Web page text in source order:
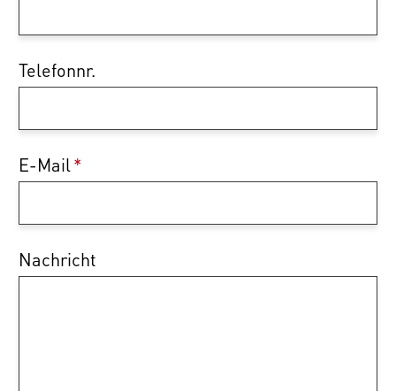
Telefonnr.
E-Mail*
Nachricht